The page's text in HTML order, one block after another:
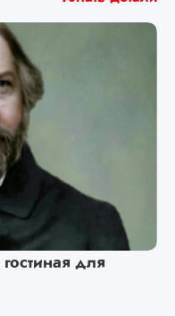
для